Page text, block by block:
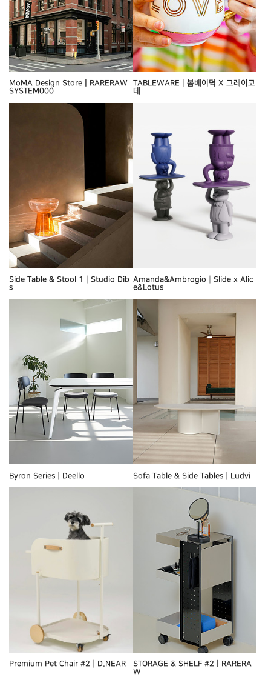
MoMA Design StoreㅣRARERAW
SYSTEM000
TABLEWARE┃봄베이덕 X 그레이코
데
Side Table & Stool 1┃Studio Dib
s
Amanda&Ambrogio┃Slide x Alic
e&Lotus
Byron Series┃Deello Sofa Table & Side Tables┃Ludvi
Premium Pet Chair #2┃D.NEAR
STORAGE & SHELF #2ㅣRARERA
W